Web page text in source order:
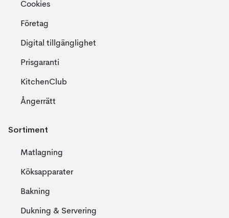
Cookies
Företag
Digital tillgänglighet
Prisgaranti
KitchenClub
Ångerrätt
Sortiment
Matlagning
Köksapparater
Bakning
Dukning & Servering